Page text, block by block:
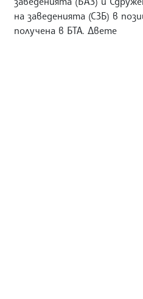
на заведенията (СЗБ) в
получена в БТА. Двете